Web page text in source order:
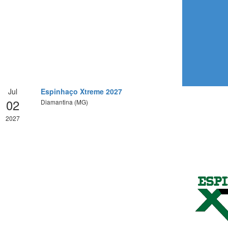
Jul
02
2027
Espinhaço Xtreme 2027
Diamantina (MG)